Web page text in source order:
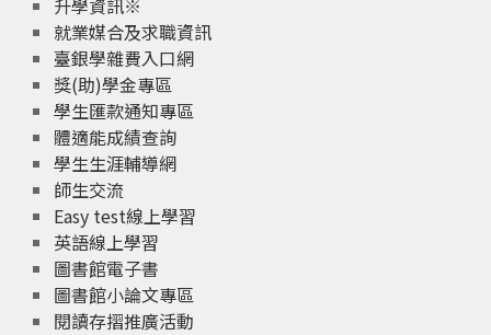
就業媒合及求職資訊
臺銀學雜費入口網
獎(助)學金專區
學生匯款通知專區
體適能成績查詢
學生生涯輔導網
師生交流
Easy test線上學習
英語線上學習
圖書館電子書
圖書館小論文專區
閱讀存摺推廣活動